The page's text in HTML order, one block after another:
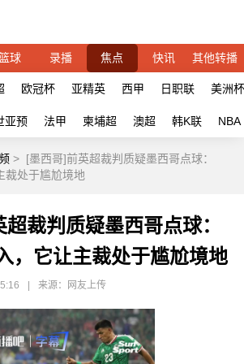
球 录播 焦点 快讯 其他转播
欧冠杯 亚精英 西甲 日职联 美洲杯
亚预 法甲 柬埔超 澳超 韩K联 NBA
> [墨西哥]前英超裁判质疑墨西哥点球：
裁处于尴尬境地
裁判质疑墨西哥点球：
，它让主裁处于尴尬境地
来源：网友上传